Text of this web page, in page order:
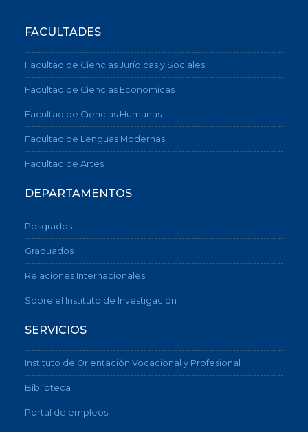
FACULTADES
Facultad de Ciencias Jurídicas y Sociales
Facultad de Ciencias Económicas
Facultad de Ciencias Humanas
Facultad de Lenguas Modernas
Facultad de Artes
DEPARTAMENTOS
Posgrados
Graduados
Relaciones Internacionales
Sobre el Instituto de Investigación
SERVICIOS
Instituto de Orientación Vocacional y Profesional
Biblioteca
Portal de empleos